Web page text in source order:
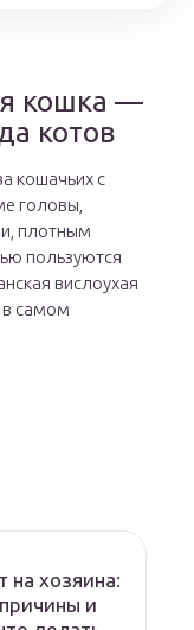
кошка —
котов
кошачьих с
головы,
плотным
пользуются
вислоухая
в самом
на хозяина:
и